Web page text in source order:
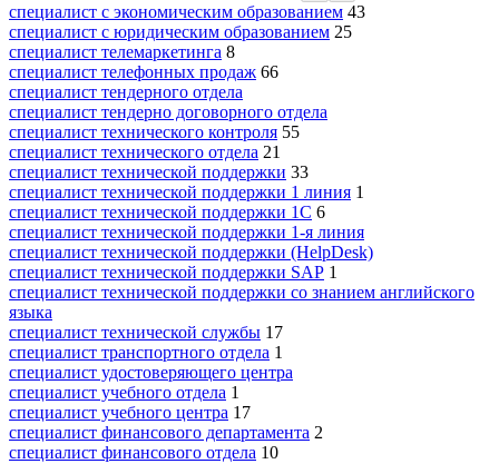
специалист с экономическим образованием 43
специалист с юридическим образованием 25
специалист телемаркетинга 8
специалист телефонных продаж 66
специалист тендерного отдела
специалист тендерно договорного отдела
специалист технического контроля 55
специалист технического отдела 21
специалист технической поддержки 33
специалист технической поддержки 1 линия 1
специалист технической поддержки 1С 6
специалист технической поддержки 1-я линия
специалист технической поддержки (HelpDesk)
специалист технической поддержки SAP 1
специалист технической поддержки со знанием английского
языка
специалист технической службы 17
специалист транспортного отдела 1
специалист удостоверяющего центра
специалист учебного отдела 1
специалист учебного центра 17
специалист финансового департамента 2
специалист финансового отдела 10